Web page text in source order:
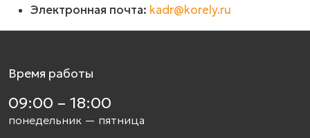
Электронная почта: kadr@korely.ru
Время работы
09:00 – 18:00
понедельник — пятница